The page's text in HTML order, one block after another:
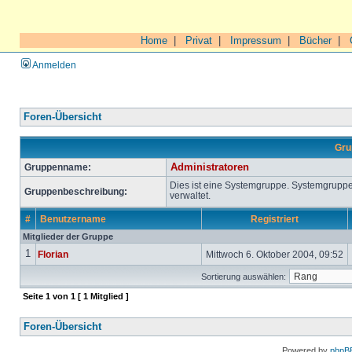
Home Privat Impressum Bücher|
Anmelden
Foren-Übersicht
Gruppenname:
Administratoren
Gruppenbeschreibung:
Dies ist eine Systemgruppe.
verwaltet.
# Benutzername Registriert
Mitglieder der Gruppe
1 Florian Mittwoch 6. Oktober 2004, 09:52
Sortierung auswählen:
Seite 1 von 1 [ 1 Mitglied ]
Foren-Übersicht